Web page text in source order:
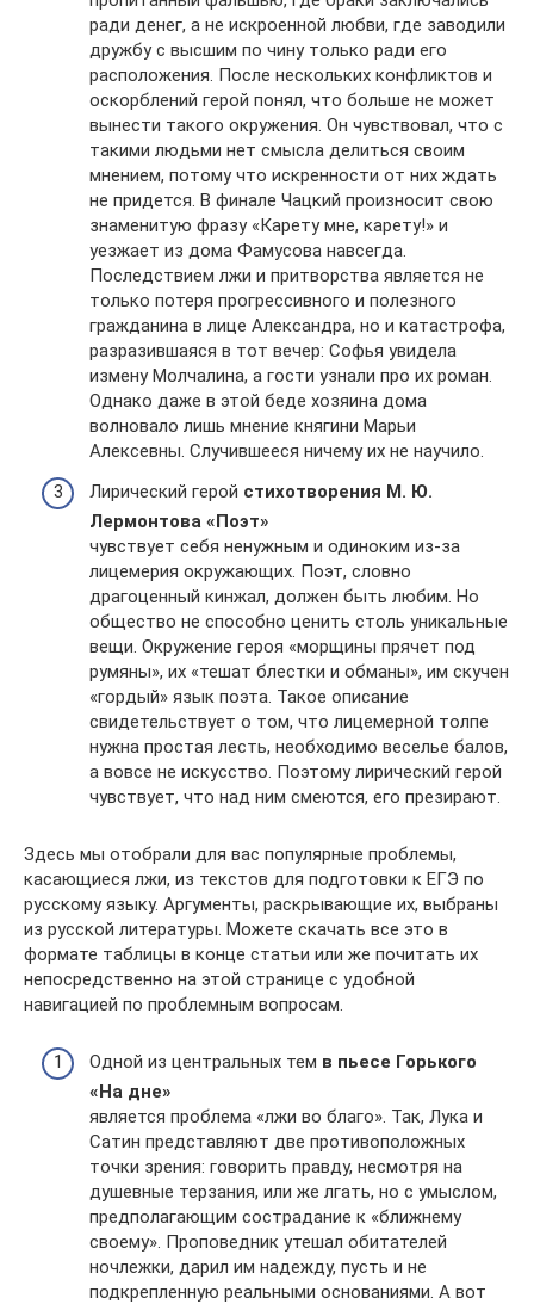
ради денег, а не искроенной любви, где заводили
дружбу с высшим по чину только ради его
расположения. После нескольких конфликтов и
оскорблений герой понял, что больше не может
вынести такого окружения. Он чувствовал, что с
такими людьми нет смысла делиться своим
мнением, потому что искренности от них ждать
не придется. В финале Чацкий произносит свою
знаменитую фразу «Карету мне, карету!» и
уезжает из дома Фамусова навсегда.
Последствием лжи и притворства является не
только потеря прогрессивного и полезного
гражданина в лице Александра, но и катастрофа,
разразившаяся в тот вечер: Софья увидела
измену Молчалина, а гости узнали про их роман.
Однако даже в этой беде хозяина дома
волновало лишь мнение княгини Марьи
Алексевны. Случившееся ничему их не научило.
Лирический герой стихотворения М. Ю.
Лермонтова «Поэт»
чувствует себя ненужным и одиноким из-за
лицемерия окружающих. Поэт, словно
драгоценный кинжал, должен быть любим. Но
общество не способно ценить столь уникальные
вещи. Окружение героя «морщины прячет под
румяны», их «тешат блестки и обманы», им скучен
«гордый» язык поэта. Такое описание
свидетельствует о том, что лицемерной толпе
нужна простая лесть, необходимо веселье балов,
а вовсе не искусство. Поэтому лирический герой
чувствует, что над ним смеются, его презирают.
Здесь мы отобрали для вас популярные проблемы,
касающиеся лжи, из текстов для подготовки к ЕГЭ по
русскому языку. Аргументы, раскрывающие их, выбраны
из русской литературы. Можете скачать все это в
формате таблицы в конце статьи или же почитать их
непосредственно на этой странице с удобной
навигацией по проблемным вопросам.
Одной из центральных тем в пьесе Горького
«На дне»
является проблема «лжи во благо». Так, Лука и
Сатин представляют две противоположных
точки зрения: говорить правду, несмотря на
душевные терзания, или же лгать, но с умыслом,
предполагающим сострадание к «ближнему
своему». Проповедник утешал обитателей
ночлежки, дарил им надежду, пусть и не
подкрепленную реальными основаниями. А вот